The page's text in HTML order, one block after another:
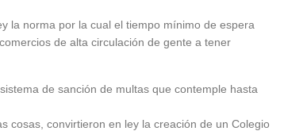
la norma por la cual el tiempo mínimo de espera
de alta circulación de gente a tener
de sanción de multas que contemple hasta
cosas, convirtieron en ley la creación de un Colegio